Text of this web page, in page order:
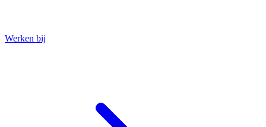
Werken bij